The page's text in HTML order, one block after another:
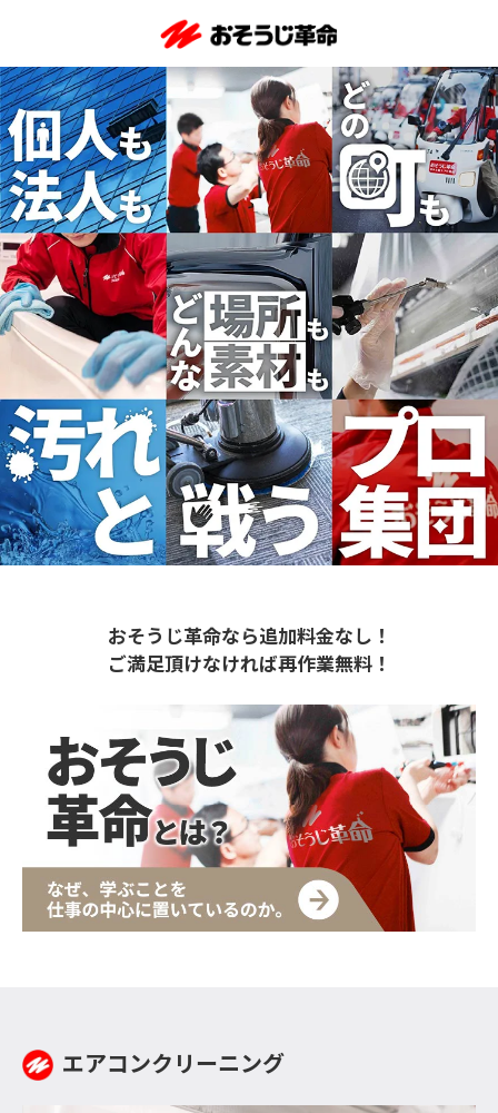
おそうじ革命なら追加料金なし！
ご満足頂けなければ再作業無料！
エアコンクリーニング